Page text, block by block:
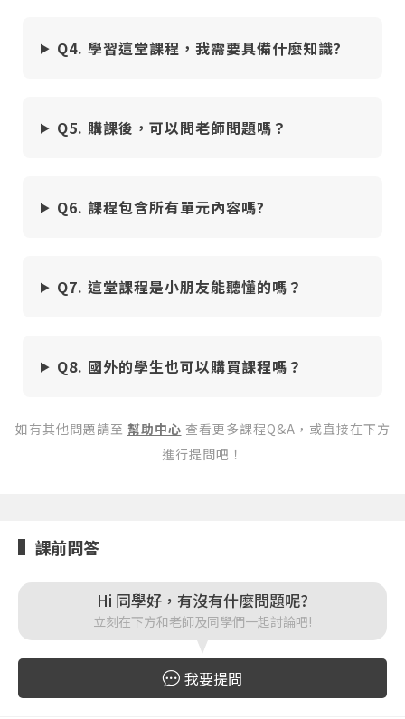
忘記密碼 註冊
按下註冊即代表你同意我們的使用者條款與隱私權政
策 。
Q4. 學習這堂課程，我需要具備什麼知識?
Q5. 購課後，可以問老師問題嗎？
Q6. 課程包含所有單元內容嗎?
Q7. 這堂課程是小朋友能聽懂的嗎？
Q8. 國外的學生也可以購買課程嗎？
如有其他問題請至 幫助中心 查看更多課程Q&A，或直接在下方
進行提問吧！
課前問答
Hi 同學好，有沒有什麼問題呢?
立刻在下方和老師及同學們一起討論吧!
我要提問